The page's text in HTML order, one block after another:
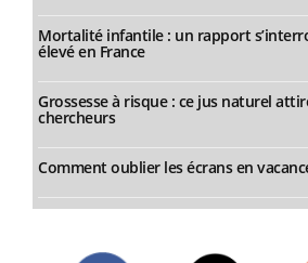
Mortalité infantile : un rapport
élevé en France
Grossesse à risque : ce jus naturel
chercheurs
Comment oublier les écrans en